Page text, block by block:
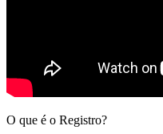
O que é o Registro?